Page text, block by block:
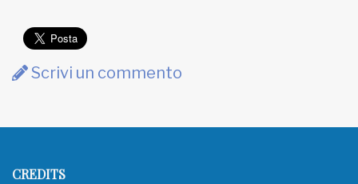
Scrivi un commento
CREDITS